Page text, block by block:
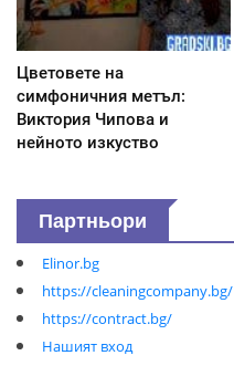
Цветовете на
симфоничния метъл:
Виктория Чипова и
нейното изкуство
Партньори
Elinor.bg
https://cleaningcompany.bg/
https://contract.bg/
Нашият вход